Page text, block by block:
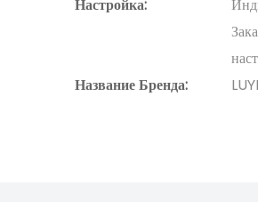
Настройка:
Название Бренда:
LUYI